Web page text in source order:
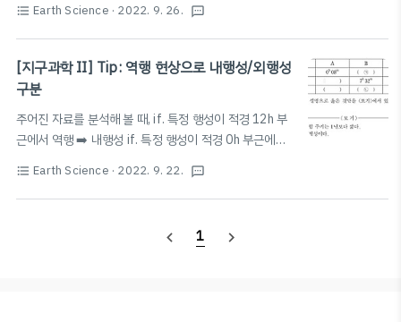
적위
format_list_bulleted Earth Science · 2022. 9. 26. textsms
[지구과학 II] Tip: 역행 현상으로 내행성/외행성
구분
주어진 자료를 분석해 볼 때, if. 특정 행성이 적경 12h 부
근에서 역행 ➡️ 내행성 if. 특정 행성이 적경 0h 부근에서
에서 역행하므로, C는 내행성이다!
format_list_bulleted Earth Science · 2022. 9. 22. textsms
navigate_before 1 navigate_next